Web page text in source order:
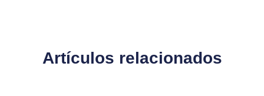
Artículos relacionados